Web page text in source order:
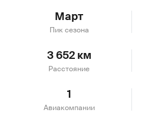
Март
Пик сезона
3 652 км
Расстояние
1
Авиакомпании